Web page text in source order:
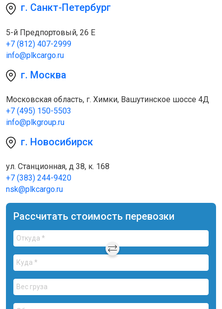
г. Санкт-Петербург
5-й Предпортовый, 26 Е
+7 (812) 407-2999
info@plkcargo.ru
г. Москва
Московская область, г. Химки, Вашутинское шоссе 4Д
+7 (495) 150-5503
info@plkgroup.ru
г. Новосибирск
ул. Станционная, д 38, к. 168
+7 (383) 244-9420
nsk@plkcargo.ru
Рассчитать стоимость перевозки